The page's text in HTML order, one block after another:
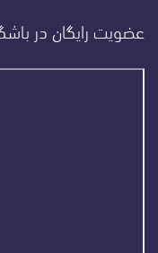
عضویت رایگان در